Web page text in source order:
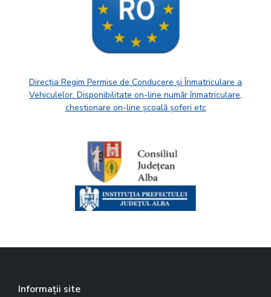
Direcția Regim Permise de Conducere și Înmatriculare a
Vehiculelor. Disponibilitate on-line număr înmatriculare,
chestionare on-line școală șoferi etc
Informații site